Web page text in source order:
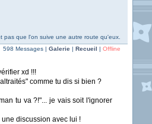
pas que l'on suive une autre route qu'eux.
598 Messages | Galerie | Recueil | Offline
xd !!!
comme tu dis si bien ?
tu va ?!"... je vais soit l'ignorer
une discussion avec lui !